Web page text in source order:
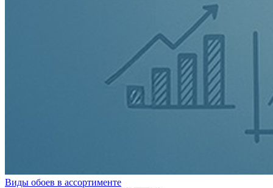
Виды обоев в ассортименте